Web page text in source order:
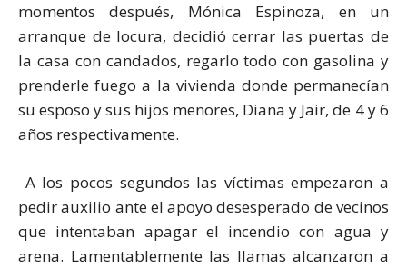
momentos después, Mónica Espinoza, en un
arranque de locura, decidió cerrar las puertas de
la casa con candados, regarlo todo con gasolina y
prenderle fuego a la vivienda donde permanecían
su esposo y sus hijos menores, Diana y Jair, de 4 y 6
años respectivamente.
A los pocos segundos las víctimas empezaron a
pedir auxilio ante el apoyo desesperado de vecinos
que intentaban apagar el incendio con agua y
arena. Lamentablemente las llamas alcanzaron a